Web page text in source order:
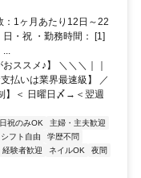
：1ヶ月あたり12日～22
・祝 ・勤務時間： [1]
...
ススメ♪】 ＼＼＼｜｜
払いは業界最速級】 ／
】＜ 日曜日〆→＜翌週
祝のみOK
主婦・主夫歓迎
シフト自由
学歴不問
経験者歓迎 ネイルOK
夜間